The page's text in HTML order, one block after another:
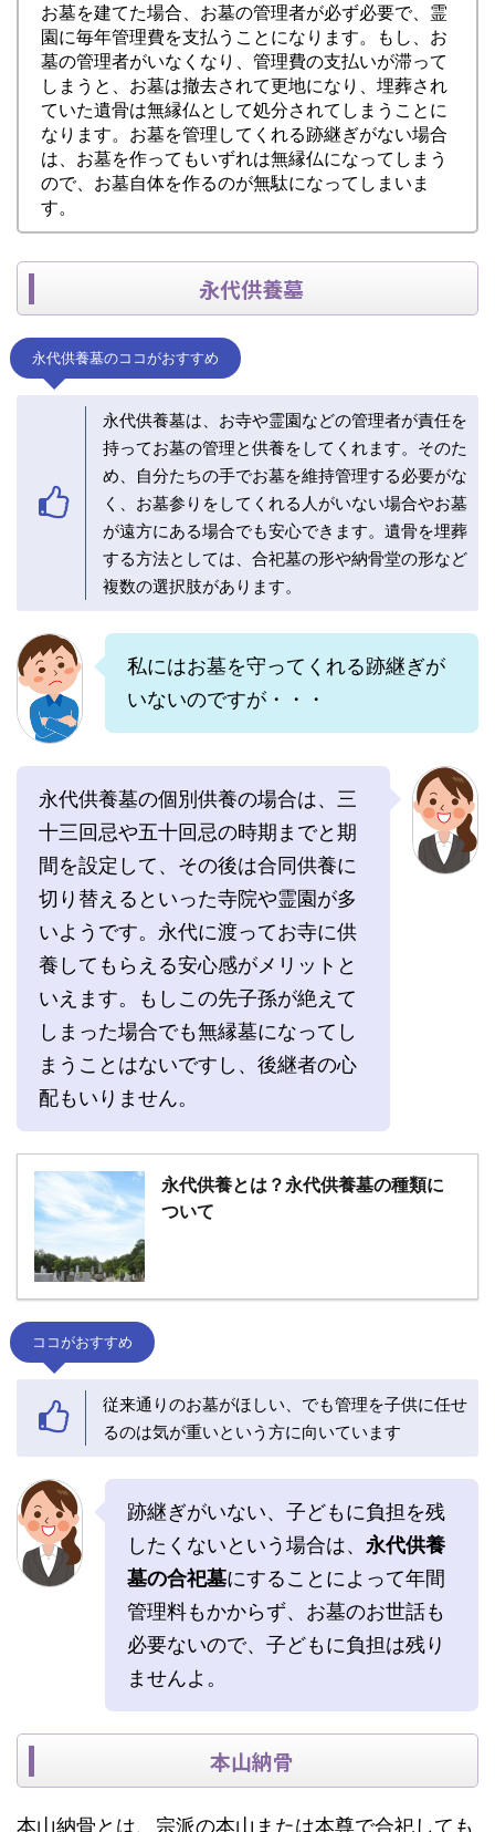
お墓を建てた場合、お墓の管理者が必ず必要で、霊
園に毎年管理費を支払うことになります。もし、お
墓の管理者がいなくなり、管理費の支払いが滞って
しまうと、お墓は撤去されて更地になり、埋葬され
ていた遺骨は無縁仏として処分されてしまうことに
なります。お墓を管理してくれる跡継ぎがない場合
は、お墓を作ってもいずれは無縁仏になってしまう
ので、お墓自体を作るのが無駄になってしまいま
す。
永代供養墓
永代供養墓のココがおすすめ
永代供養墓は、お寺や霊園などの管理者が責任を
持ってお墓の管理と供養をしてくれます。そのた
め、自分たちの手でお墓を維持管理する必要がな
く、お墓参りをしてくれる人がいない場合やお墓
が遠方にある場合でも安心できます。遺骨を埋葬
する方法としては、合祀墓の形や納骨堂の形など
複数の選択肢があります。
私にはお墓を守ってくれる跡継ぎが
いないのですが・・・
永代供養墓の個別供養の場合は、三
十三回忌や五十回忌の時期までと期
間を設定して、その後は合同供養に
切り替えるといった寺院や霊園が多
いようです。永代に渡ってお寺に供
養してもらえる安心感がメリットと
いえます。もしこの先子孫が絶えて
しまった場合でも無縁墓になってし
まうことはないですし、 後継者の心
配もいりません。
永代供養とは？永代供養墓の種類に
ついて
ココがおすすめ
従来通りのお墓がほしい、でも管理を子供に任せ
るのは気が重いという方に向いています
跡継ぎがいない、子どもに負担を残
したくないという場合は、 永代供養
墓の合祀墓にすることによって年間
管理料もかからず、お墓のお世話も
必要ないので、子どもに負担は残り
ませんよ。
本山納骨
本山納骨とは、宗派の本山または本尊で合祀しても